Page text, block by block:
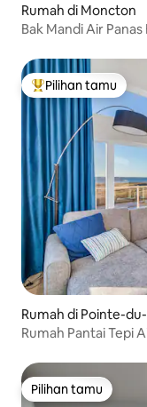
Rumah di Moncton
Bak Mandi Air
Pilihan tamu
Pilihan tamu
Rumah di Pointe-
Rumah Pantai Tepi
Pilihan tamu
Pilihan tamu